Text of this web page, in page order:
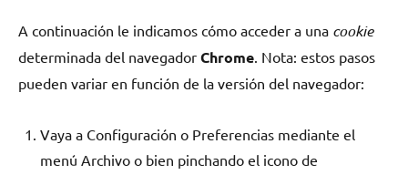
A continuación le indicamos cómo acceder a una cookie
determinada del navegador Chrome. Nota: estos pasos
pueden variar en función de la versión del navegador:
Vaya a Configuración o Preferencias mediante el
menú Archivo o bien pinchando el icono de